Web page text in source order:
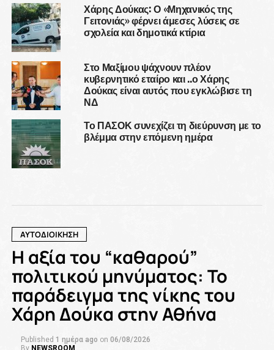
Χάρης Δούκας: Ο «Μηχανικός της
Γειτονιάς» φέρνει άμεσες λύσεις σε
σχολεία και δημοτικά κτίρια
Στο Μαξίμου ψάχνουν πλέον
κυβερνητικό εταίρο και ..ο Χάρης
Δούκας είναι αυτός που εγκλώβισε τη
ΝΔ
Το ΠΑΣΟΚ συνεχίζει τη διεύρυνση με το
βλέμμα στην επόμενη ημέρα
ΑΥΤΟΔΙΟΙΚΗΣΗ
Η αξία του “καθαρού”
πολιτικού μηνύματος: Το
παράδειγμα της νίκης του
Χάρη Δούκα στην Αθήνα
Published 1 ημέρα ago on 06/08/2026
By NEWSROOM